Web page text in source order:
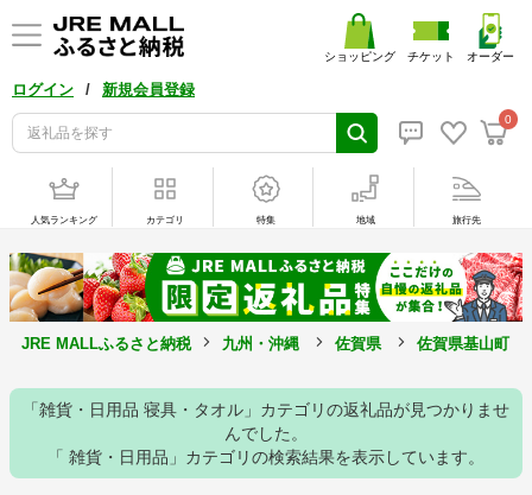
ログイン / 新規会員登録
0
ショッピング チケット オーダー
人気ランキング カテゴリ 特集 地域 旅行先
JRE MALLふるさと納税 九州・沖縄 佐賀県 佐賀県基山町
「雑貨・日用品 寝具・タオル」カテゴリの返礼品が見つかりませ
んでした。
「 雑貨・日用品」カテゴリの検索結果を表示しています。